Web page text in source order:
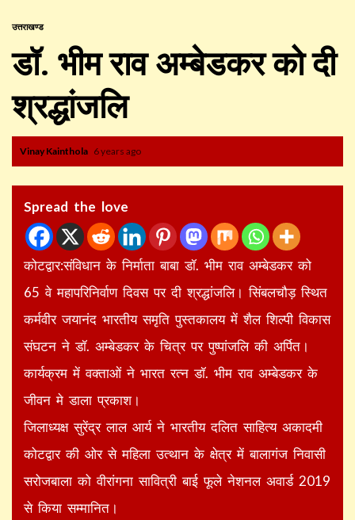
उत्तराखण्ड
डॉ. भीम राव अम्बेडकर को दी
श्रद्धांजलि
Vinay Kainthola 6 years ago
Spread the love
कोटद्वार:संविधान के निर्माता बाबा डॉ. भीम राव अम्बेडकर को
65 वे महापरिनिर्वाण दिवस पर दी श्रद्धांजलि। सिंबलचौड़ स्थित
कर्मवीर जयानंद भारतीय समृति पुस्तकालय में शैल शिल्पी विकास
संघटन ने डॉ. अम्बेडकर के चित्र पर पुष्पांजलि की अर्पित।
कार्यक्रम में वक्ताओं ने भारत रत्न डॉ. भीम राव अम्बेडकर के
जीवन मे डाला प्रकाश।
जिलाध्यक्ष सुरेंद्र लाल आर्य ने भारतीय दलित साहित्य अकादमी
कोटद्वार की ओर से महिला उत्थान के क्षेत्र में बालागंज निवासी
सरोजबाला को वीरांगना सावित्री बाई फूले नेशनल अवार्ड 2019
से किया सम्मानित।